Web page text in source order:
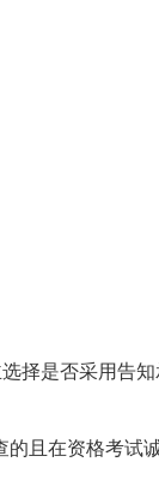
择是否采用告
且在资格考试